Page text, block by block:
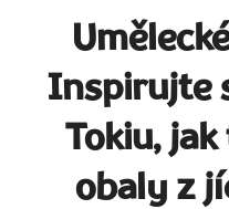
Inspirujte
Tokiu,
obaly z